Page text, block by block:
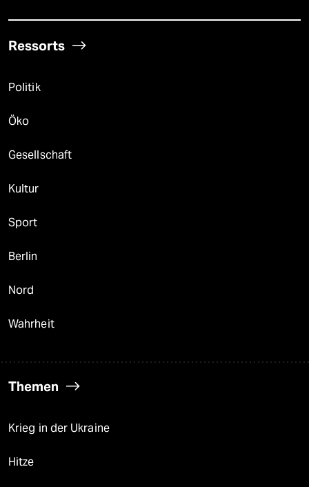
Ressorts
Politik
Öko
Gesellschaft
Kultur
Sport
Berlin
Nord
Wahrheit
Themen
Krieg in der Ukraine
Hitze